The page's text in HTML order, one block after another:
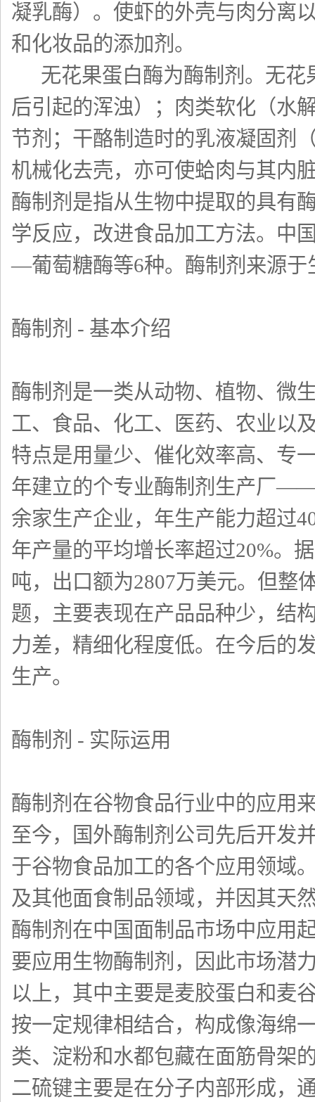
凝乳酶）。使虾的外壳与肉分离
和化妆品的添加剂。
无花果蛋白酶为酶制剂。无花
后引起的浑浊）；肉类软化（水
节剂；干酪制造时的乳液凝固剂
机械化去壳，亦可使蛤肉与其内
酶制剂是指从生物中提取的具有
学反应，改进食品加工方法。中
—葡萄糖酶等6种。酶制剂来源于
酶制剂 - 基本介绍
酶制剂是一类从动物、植物、微
工、食品、化工、医药、农业以
特点是用量少、催化效率高、专
年建立的个专业酶制剂生产厂
余家生产企业，年生产能力超过
年产量的平均增长率超过20%。
吨，出口额为2807万美元。但整
题，主要表现在产品品种少，结
力差，精细化程度低。在今后的
生产。
酶制剂 - 实际运用
酶制剂在谷物食品行业中的应用
至今，国外酶制剂公司先后开发
于谷物食品加工的各个应用领域
及其他面食制品领域，并因其天
酶制剂在中国面制品市场中应用
要应用生物酶制剂，因此市场潜
以上，其中主要是麦胶蛋白和麦
按一定规律相结合，构成像海绵
类、淀粉和水都包藏在面筋骨架
二硫键主要是在分子内部形成，